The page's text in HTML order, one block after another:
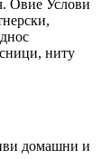
Овие Услови
ниту
домашни и